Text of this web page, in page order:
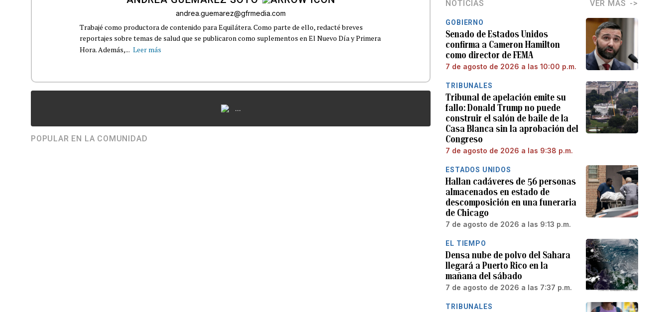
andrea.guemarez@gfrmedia.com
Trabajé como productora de contenido para Equilátera. Como parte de ello, redacté breves
reportajes sobre temas de salud que se publicaron como suplementos en El Nuevo Día y Primera
Hora. Además,... Leer más
...
POPULAR EN LA COMUNIDAD
NOTICIAS VER MÁS
GOBIERNO
Senado de Estados Unidos
confirma a Cameron Hamilton
como director de FEMA
7 de agosto de 2026 a las 10:00 p.m.
TRIBUNALES
Tribunal de apelación emite su
fallo: Donald Trump no puede
construir el salón de baile de la
Casa Blanca sin la aprobación del
Congreso
7 de agosto de 2026 a las 9:38 p.m.
ESTADOS UNIDOS
Hallan cadáveres de 56 personas
almacenados en estado de
descomposición en una funeraria
de Chicago
7 de agosto de 2026 a las 9:13 p.m.
EL TIEMPO
Densa nube de polvo del Sahara
llegará a Puerto Rico en la
mañana del sábado
7 de agosto de 2026 a las 7:37 p.m.
TRIBUNALES